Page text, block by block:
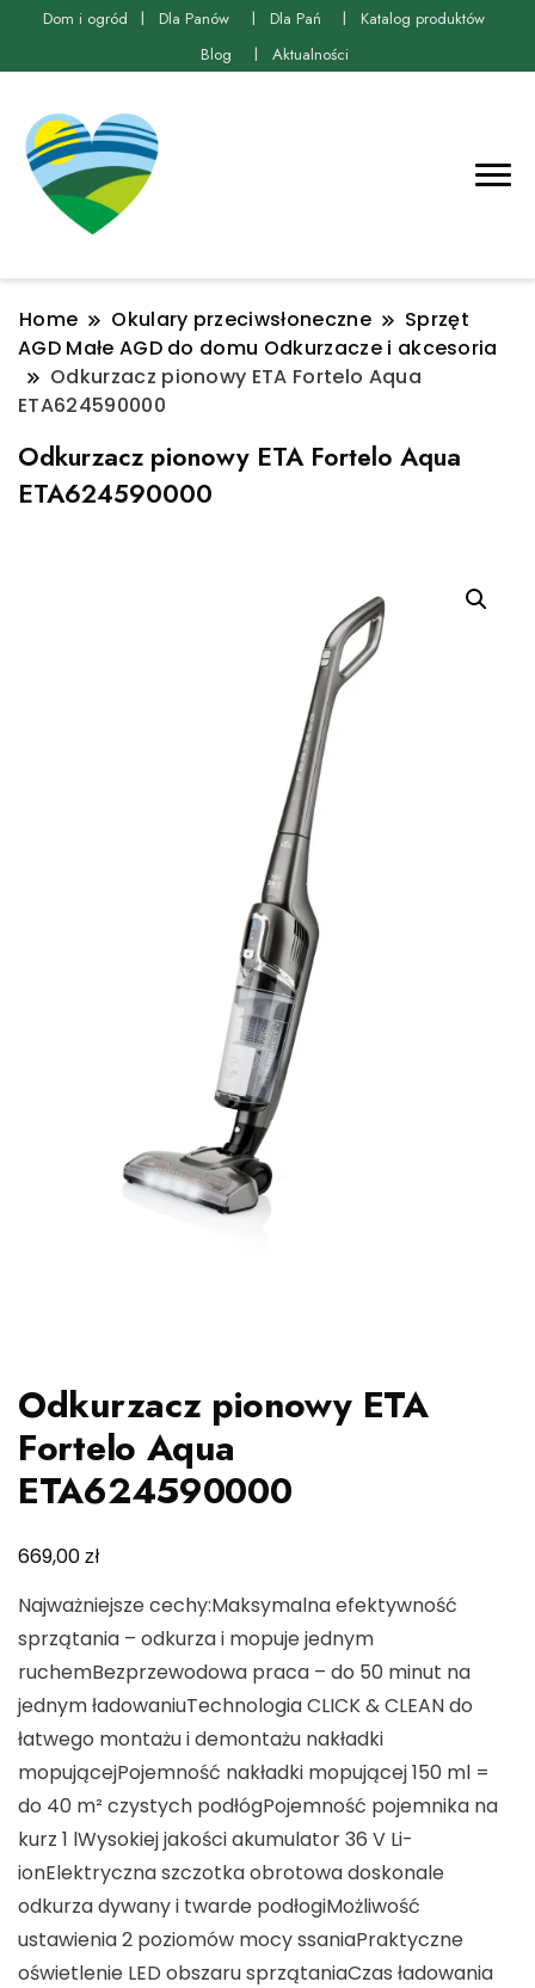
Dom i ogród Dla Panów Dla Pań
Katalog produktów
Blog
Aktualności
Home Okulary przeciwsłoneczne
Sprzęt
AGD Małe AGD do domu Odkurzacze i akcesoria
Odkurzacz pionowy ETA Fortelo Aqua
ETA624590000
Odkurzacz pionowy ETA Fortelo Aqua
ETA624590000
Odkurzacz pionowy ETA
Fortelo Aqua
ETA624590000
669,00zł
Najważniejsze cechy:Maksymalna efektywność
sprzątania – odkurza i mopuje jednym
ruchemBezprzewodowa praca – do 50 minut na
jednym ładowaniuTechnologia CLICK & CLEAN do
łatwego montażu i demontażu nakładki
mopującejPojemność nakładki mopującej 150 ml =
do 40 m² czystych podłógPojemność pojemnika na
kurz 1 lWysokiej jakości akumulator 36 V Li-
ionElektryczna szczotka obrotowa doskonale
odkurza dywany i twarde podłogiMożliwość
ustawienia 2 poziomów mocy ssaniaPraktyczne
oświetlenie LED obszaru sprzątaniaCzas ładowania